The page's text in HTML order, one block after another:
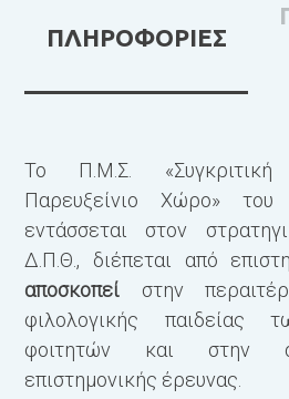
ΠΛΗΡΟΦΟΡΙΕΣ
Το Π.Μ.Σ. «Συγκριτική
Παρευξείνιο Χώρο»
εντάσσεται στον
Δ.Π.Θ., διέπεται από
αποσκοπεί στην
φιλολογικής παιδείας
φοιτητών και στην
επιστημονικής έρευνας.